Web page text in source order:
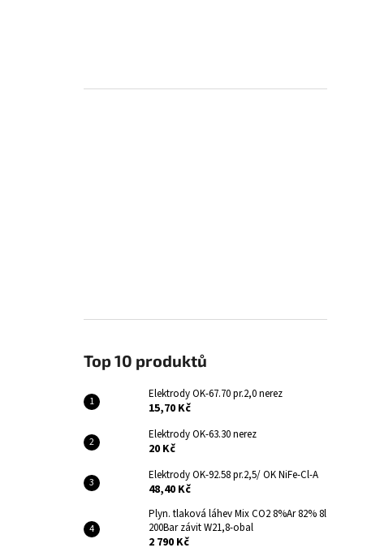
Top 10 produktů
Elektrody OK-67.70 pr.2,0 nerez
15,70 Kč
Elektrody OK-63.30 nerez
20 Kč
Elektrody OK-92.58 pr.2,5/ OK NiFe-Cl-A
48,40 Kč
Plyn. tlaková láhev Mix CO2 8%Ar 82% 8l
200Bar závit W21,8-obal
2 790 Kč